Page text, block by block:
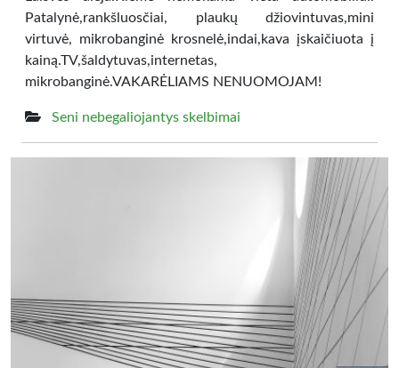
Patalynė,rankšluosčiai, plaukų džiovintuvas,mini
virtuvė, mikrobanginė krosnelė,indai,kava įskaičiuota į
kainą.TV,šaldytuvas,internetas,
mikrobanginė.VAKARĖLIAMS NENUOMOJAM!
Seni nebegaliojantys skelbimai